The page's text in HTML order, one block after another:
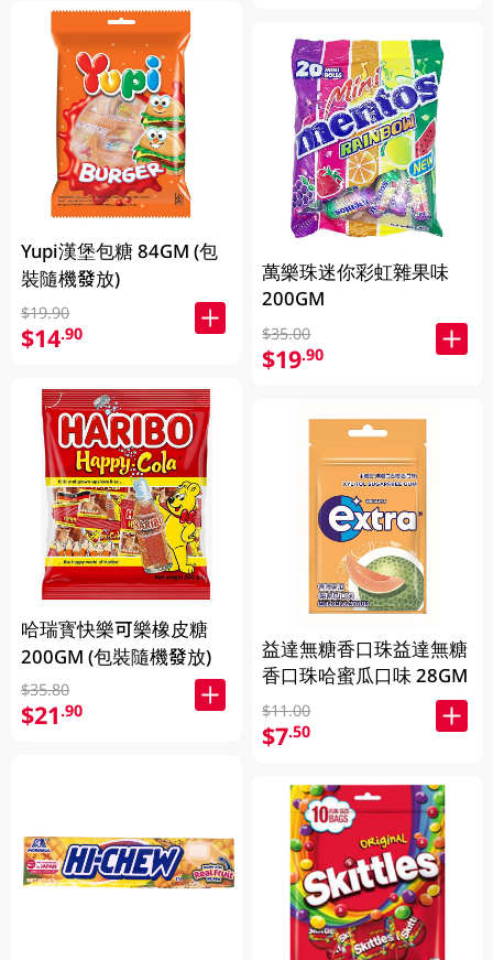
Yupi漢堡包糖 84GM (包
裝隨機發放)
$19.90
$14.90
哈瑞寳快樂可樂橡皮糖
200GM (包裝隨機發放)
$35.80
$21.90
萬樂珠迷你彩虹雜果味
200GM
$35.00
$19.90
益達無糖香口珠益達無糖
香口珠哈蜜瓜口味 28GM
$11.00
$7.50